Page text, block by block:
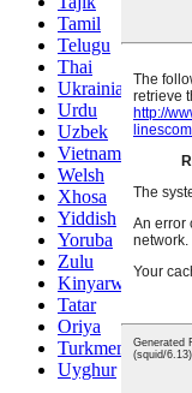
Tamil
Telugu
Thai
Ukrainian
Urdu
Uzbek
Vietnamese
Welsh
Xhosa
Yiddish
Yoruba
Zulu
Kinyarwanda
Tatar
Oriya
Turkmen
Uyghur